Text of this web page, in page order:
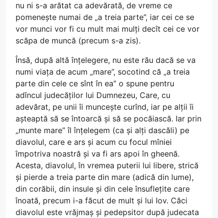
nu ni s-a arătat ca adevărată, de vreme ce
pomenește numai de „a treia parte”, iar cei ce se
vor munci vor fi cu mult mai mulți decît cei ce vor
scăpa de muncă (precum s-a zis).
Însă, după altă înțelegere, nu este rău dacă se va
numi viața de acum „mare”, socotind că „a treia
parte din cele ce sînt în ea” o spune pentru
adîncul judecăților lui Dumnezeu, Care, cu
adevărat, pe unii îi muncește curînd, iar pe alții îi
așteaptă să se întoarcă și să se pocăiască. Iar prin
„munte mare” îl înțelegem (ca și alți dascăli) pe
diavolul, care e ars și acum cu focul mîniei
împotriva noastră și va fi ars apoi în gheenă.
Acesta, diavolul, în vremea puterii lui libere, strică
și pierde a treia parte din mare (adică din lume),
din corăbii, din insule și din cele însuflețite care
înoată, precum i-a făcut de mult și lui Iov. Căci
diavolul este vrăjmaș și pedepsitor după judecata